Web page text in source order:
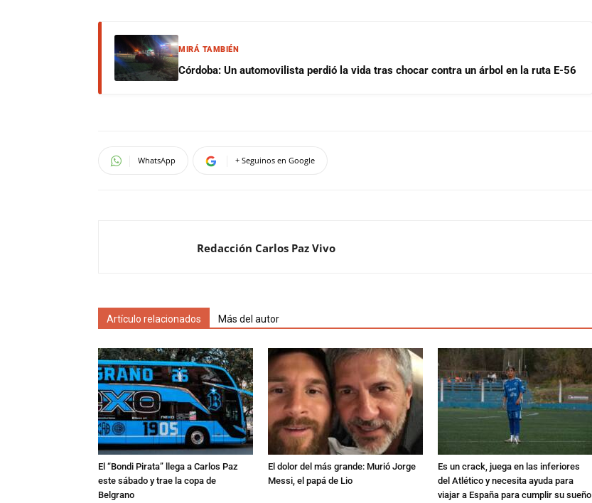
MIRÁ TAMBIÉN
Córdoba: Un automovilista perdió la vida tras chocar contra un árbol en la ruta E-56
WhatsApp + Seguinos en Google
Redacción Carlos Paz Vivo
Artículo relacionados Más del autor
El “Bondi Pirata” llega a Carlos Paz
este sábado y trae la copa de
Belgrano
El dolor del más grande: Murió Jorge
Messi, el papá de Lio
Es un crack, juega en las inferiores
del Atlético y necesita ayuda para
viajar a España para cumplir su sueño